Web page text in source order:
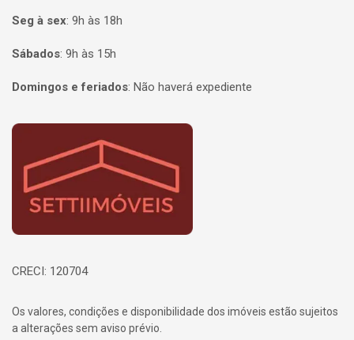
Seg à sex: 9h às 18h
Sábados: 9h às 15h
Domingos e feriados: Não haverá expediente
Página inicial
CRECI: 120704
Os valores, condições e disponibilidade dos imóveis estão sujeitos
a alterações sem aviso prévio.